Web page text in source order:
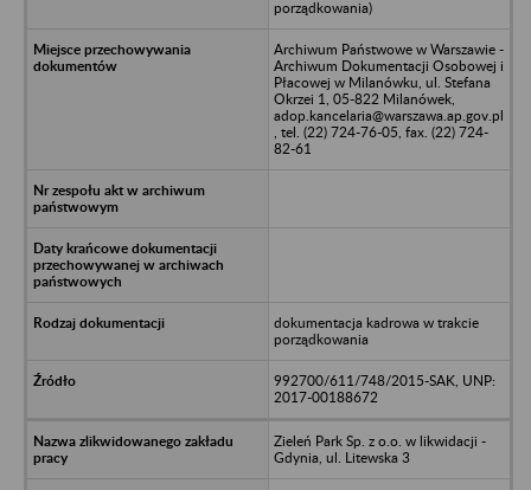
porządkowania)
Archiwum Państwowe w Warszawie -
Archiwum Dokumentacji Osobowej i
Płacowej w Milanówku, ul. Stefana
Okrzei 1, 05-822 Milanówek,
adop.kancelaria@warszawa.ap.gov.pl
, tel. (22) 724-76-05, fax. (22) 724-
82-61
dokumentacja kadrowa w trakcie
porządkowania
992700/611/748/2015-SAK, UNP:
2017-00188672
Zieleń Park Sp. z o.o. w likwidacji -
Gdynia, ul. Litewska 3